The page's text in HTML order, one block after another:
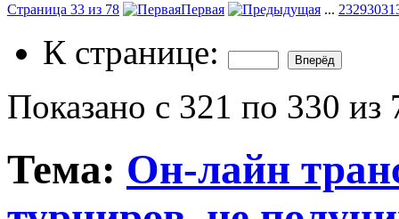
Страница 33 из 78 Первая ... 23293031
К странице:
Показано с 321 по 330 из
Тема: Он-лайн